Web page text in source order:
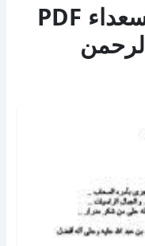
تحميل كتاب عيش السعداء PDF